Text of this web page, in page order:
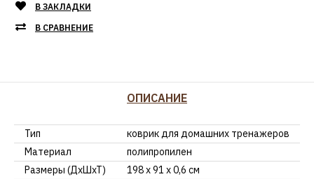
В ЗАКЛАДКИ
В СРАВНЕНИЕ
ОПИСАНИЕ
Тип
коврик для домашних тренажеров
Материал
полипропилен
Размеры (ДхШхТ)
198 х 91 х 0,6 см